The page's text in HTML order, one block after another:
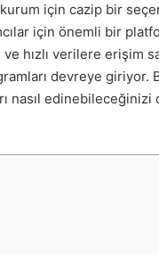
için cazip bir
için önemli bir
hızlı verilere erişim
devreye giriyor.
nasıl